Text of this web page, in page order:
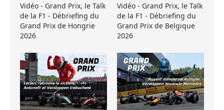
Vidéo - Grand Prix, le Talk
de la F1 - Débriefing du
Grand Prix de Hongrie
2026
Vidéo - Grand Prix, le Talk
de la F1 - Débriefing du
Grand Prix de Belgique
2026